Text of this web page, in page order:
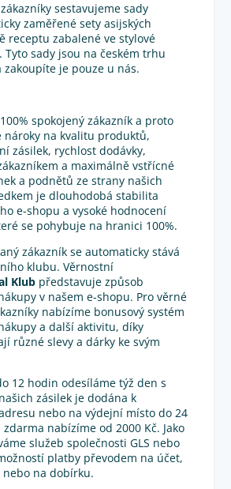
sestavujeme sady
zaměřené sety asijských
receptu zabalené ve stylové
Tyto sady jsou na českém trhu
je pouze u nás.
spokojený zákazník a proto
nároky na kvalitu produktů,
zásilek, rychlost dodávky,
a maximálně vstřícné
a podnětů ze strany našich
je dlouhodobá stabilita
e-shopu a vysoké hodnocení
se pohybuje na hranici 100%.
zákazník se automaticky stává
klubu. Věrnostní
Klub představuje způsob
v našem e-shopu. Pro věrné
nabízíme bonusový systém
a další aktivitu, díky
různé slevy a dárky ke svým
12 hodin odesíláme týž den s
zásilek je dodána k
nebo na výdejní místo do 24
nabízíme od 2000 Kč. Jako
služeb společnosti GLS nebo
platby převodem na účet,
na dobírku.